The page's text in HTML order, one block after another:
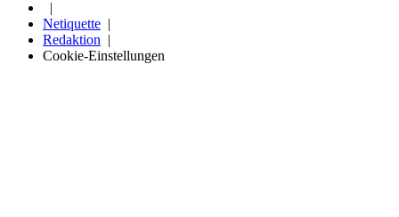
Netiquette
Redaktion
Cookie-Einstellungen